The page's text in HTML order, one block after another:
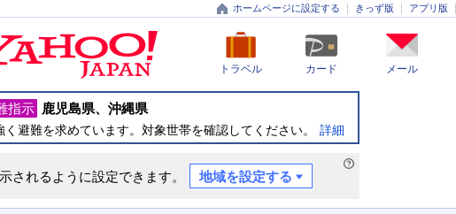
ホームページに設定する きっず版 アプリ版
トラベル カード メール
指示 鹿児島県 沖縄県
避難を求めています。対象世帯を確認してください。 詳細
されるように設定できます。 地域を設定する